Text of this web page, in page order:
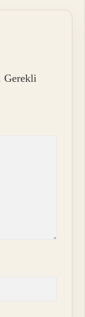
Gerekli